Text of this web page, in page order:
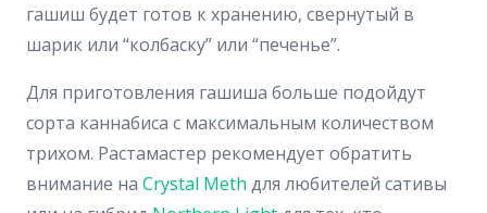
гашиш будет готов к хранению, свернутый в
шарик или “колбаску” или “печенье”.
Для приготовления гашиша больше подойдут
сорта каннабиса с максимальным количеством
трихом. Растамастер рекомендует обратить
внимание на Crystal Meth для любителей сативы